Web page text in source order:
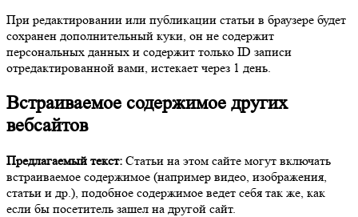
При редактировании или публикации статьи в браузере будет
сохранен дополнительный куки, он не содержит
персональных данных и содержит только ID записи
отредактированной вами, истекает через 1 день.
Встраиваемое содержимое других
вебсайтов
Предлагаемый текст: Статьи на этом сайте могут включать
встраиваемое содержимое (например видео, изображения,
статьи и др.), подобное содержимое ведет себя так же, как
если бы посетитель зашел на другой сайт.